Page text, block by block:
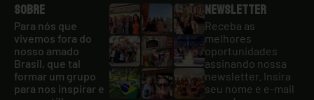
Sobre
Para nós que
vivemos fora do
nosso amado
Brasil, que tal
formar um grupo
para nos inspirar e
Newsletter
Receba as
melhores
oportunidades
assinando nossa
newsletter. Insira
seu nome e e-mail